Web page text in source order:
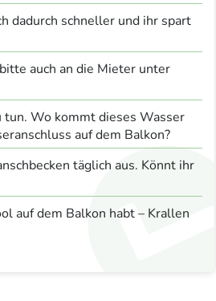
dadurch schneller und ihr spart
auch an die Mieter unter
tun. Wo kommt dieses Wasser
auf dem Balkon?
täglich aus. Könnt ihr
auf dem Balkon habt – Krallen